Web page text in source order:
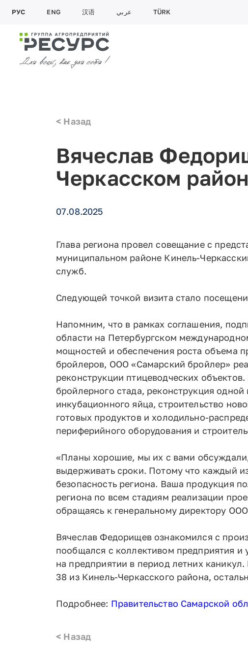
РУС ENG 汉语 عربي TÜRK
< Назад
Вячеслав
Черкасском
07.08.2025
Глава региона провел совещание с
муниципальном районе Кинель-
служб.
Следующей точкой визита стало
Напомним, что в рамках соглашения,
области на Петербургском
мощностей и обеспечения роста объема
бройлеров, ООО «Самарский бройлер»
реконструкции птицеводческих
бройлерного стада, реконструкция
инкубационного яйца, строительство
готовых продуктов и холодильно-
периферийного оборудования и
«Планы хорошие, мы их с вами обсуждали,
выдерживать сроки. Потому что каждый
безопасность региона. Ваша продукция
региона по всем стадиям реализации
обращаясь к генеральному директору
Вячеслав Федорищев ознакомился с
пообщался с коллективом предприятия
на предприятии в период летних
38 из Кинель-Черкасского района,
Подробнее: Правительство Самарской
< Назад